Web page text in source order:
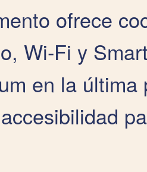
ofrece
Wi‑Fi y
en la